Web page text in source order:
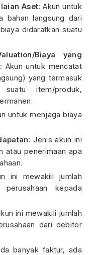
Aset: Akun untuk
bahan langsung dari
didaratkan suatu
Biaya yang
Akun untuk mencatat
yang termasuk
item/produk,
untuk menjaga biaya
Jenis akun ini
atau penerimaan apa
ini mewakili jumlah
kepada
ini mewakili jumlah
dari debitor
banyak faktur, ada